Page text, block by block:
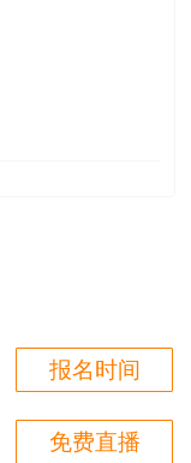
报名时间
免费直播